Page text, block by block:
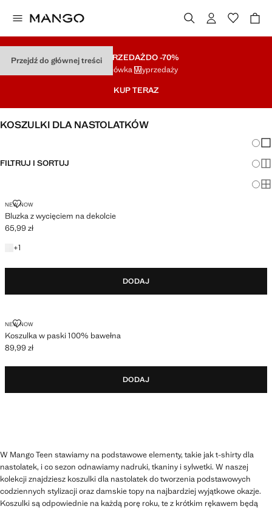
Przejdź do głównej treściWYPRZEDAŻDO -70%
Końcówka Wyprzedaży
KUP TERAZ
KOSZULKI DLA NASTOLATKÓW
FILTRUJ I SORTUJ
NEW NOW
Bluzka z wycięciem na dekolcie
BLUZKA Z WYCIĘCIEM NA DEKOLCIE
Aktualna cena [65,99 zł ]
65,99 zł
+1
+1 kolor
DODAJ
NEW NOW
Koszulka w paski 100% bawełna
KOSZULKA W PASKI 100% BAWEŁNA
Aktualna cena [89,99 zł ]
89,99 zł
DODAJ
W Mango Teen stawiamy na podstawowe elementy, takie jak t-shirty dla
nastolatek, i co sezon odnawiamy nadruki, tkaniny i sylwetki. W naszej
kolekcji znajdziesz koszulki dla nastolatek do tworzenia podstawowych
codziennych stylizacji oraz damskie topy na najbardziej wyjątkowe okazje.
Koszulki są odpowiednie na każdą porę roku, te z krótkim rękawem będą